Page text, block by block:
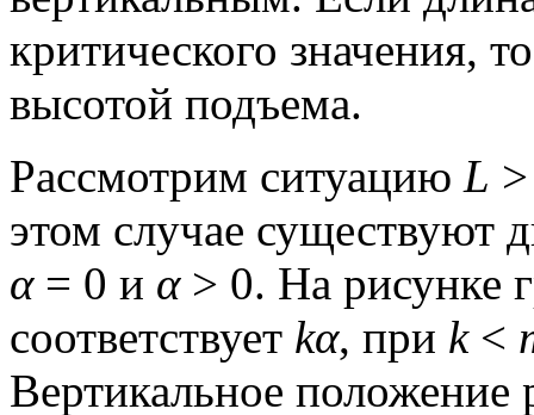
критического значения,
высотой подъема.
Рассмотрим ситуацию L
этом случае существуют
α= 0 и α> 0. На рисунке
соответствует kα, при k<
Вертикальное положение